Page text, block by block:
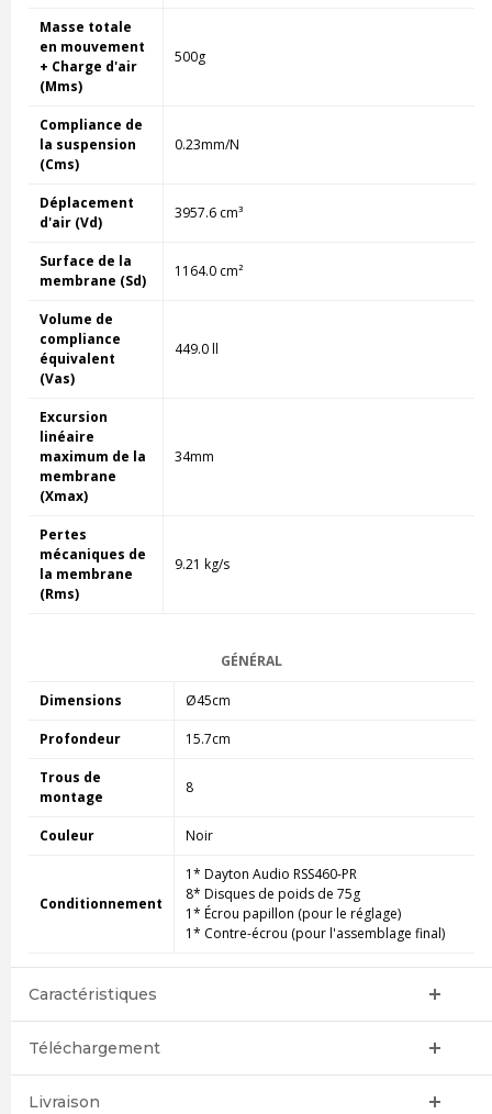
Masse totale
en mouvement
+ Charge d'air
(Mms)
500g
Compliance de
la suspension
(Cms)
0.23mm/N
Déplacement
d'air (Vd)
3957.6 cm³
Surface de la
membrane (Sd)
1164.0 cm²
Volume de
compliance
équivalent
(Vas)
449.0 ll
Excursion
linéaire
maximum de la
membrane
(Xmax)
34mm
Pertes
mécaniques de
la membrane
(Rms)
9.21 kg/s
GÉNÉRAL
Dimensions Ø45cm
Profondeur 15.7cm
Trous de
montage
8
Couleur Noir
Conditionnement
1* Dayton Audio RSS460-PR
8* Disques de poids de 75g
1* Écrou papillon (pour le réglage)
1* Contre-écrou (pour l'assemblage final)
Caractéristiques
Téléchargement
Livraison